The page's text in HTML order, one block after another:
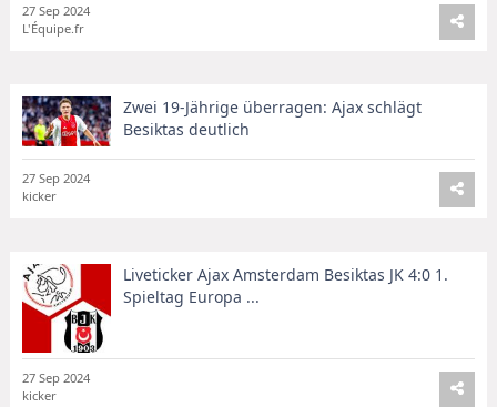
27 Sep 2024
L'Équipe.fr
Zwei 19-Jährige überragen: Ajax schlägt
Besiktas deutlich
27 Sep 2024
kicker
Liveticker Ajax Amsterdam Besiktas JK 4:0 1.
Spieltag Europa ...
27 Sep 2024
kicker